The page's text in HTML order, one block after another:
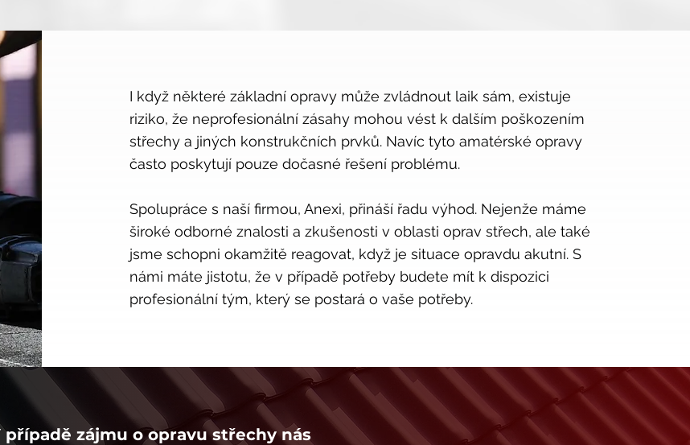
I když některé základní opravy může zvládnout laik sám, existuje
riziko, že neprofesionální zásahy mohou vést k dalším poškozením
střechy a jiných konstrukčních prvků. Navíc tyto amatérské opravy
často poskytují pouze dočasné řešení problému.
Spolupráce s naší firmou, Anexi, přináší řadu výhod. Nejenže máme
široké odborné znalosti a zkušenosti v oblasti oprav střech, ale také
jsme schopni okamžitě reagovat, když je situace opravdu akutní. S
námi máte jistotu, že v případě potřeby budete mít k dispozici
profesionální tým, který se postará o vaše potřeby.
případě zájmu o opravu střechy nás